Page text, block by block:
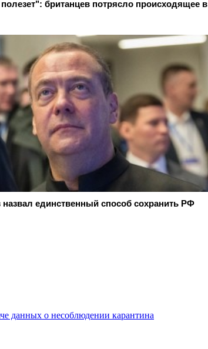
британцев потрясло происходящее в
единственный способ сохранить РФ
данных о несоблюдении карантина